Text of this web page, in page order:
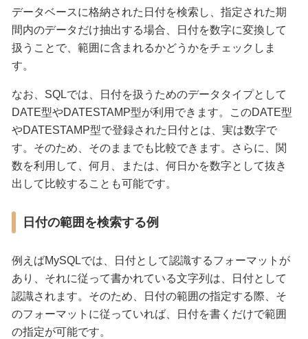
データベースに格納された日付を検索し、指定された期
間内のデータだけ抽出する場合、日付を数字に変換して
扱うことで、範囲に含まれるかどうかをチェックしま
す。
なお、SQLでは、日付を扱うためのデータタイプとして
DATE型やDATESTAMP型が利用できます。このDATE型
やDATESTAMP型で登録された日付とは、実は数字で
す。そのため、そのままでも比較できます。さらに、関
数を利用して、何月、または、何日かを数字として抜き
出して比較することも可能です。
日付の範囲を検索する例
例えばMySQLでは、日付として認識するフォーマットが
あり、それに従って書かれている文字列は、日付として
認識されます。そのため、日付の範囲の指定する際、そ
のフォーマットに従っていれば、日付を書くだけで範囲
の指定が可能です。